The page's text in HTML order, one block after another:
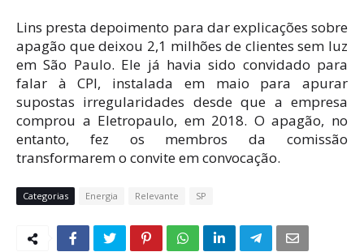
Lins presta depoimento para dar explicações sobre
apagão que deixou 2,1 milhões de clientes sem luz
em São Paulo. Ele já havia sido convidado para
falar à CPI, instalada em maio para apurar
supostas irregularidades desde que a empresa
comprou a Eletropaulo, em 2018. O apagão, no
entanto, fez os membros da comissão
transformarem o convite em convocação.
Categorias Energia Relevante SP